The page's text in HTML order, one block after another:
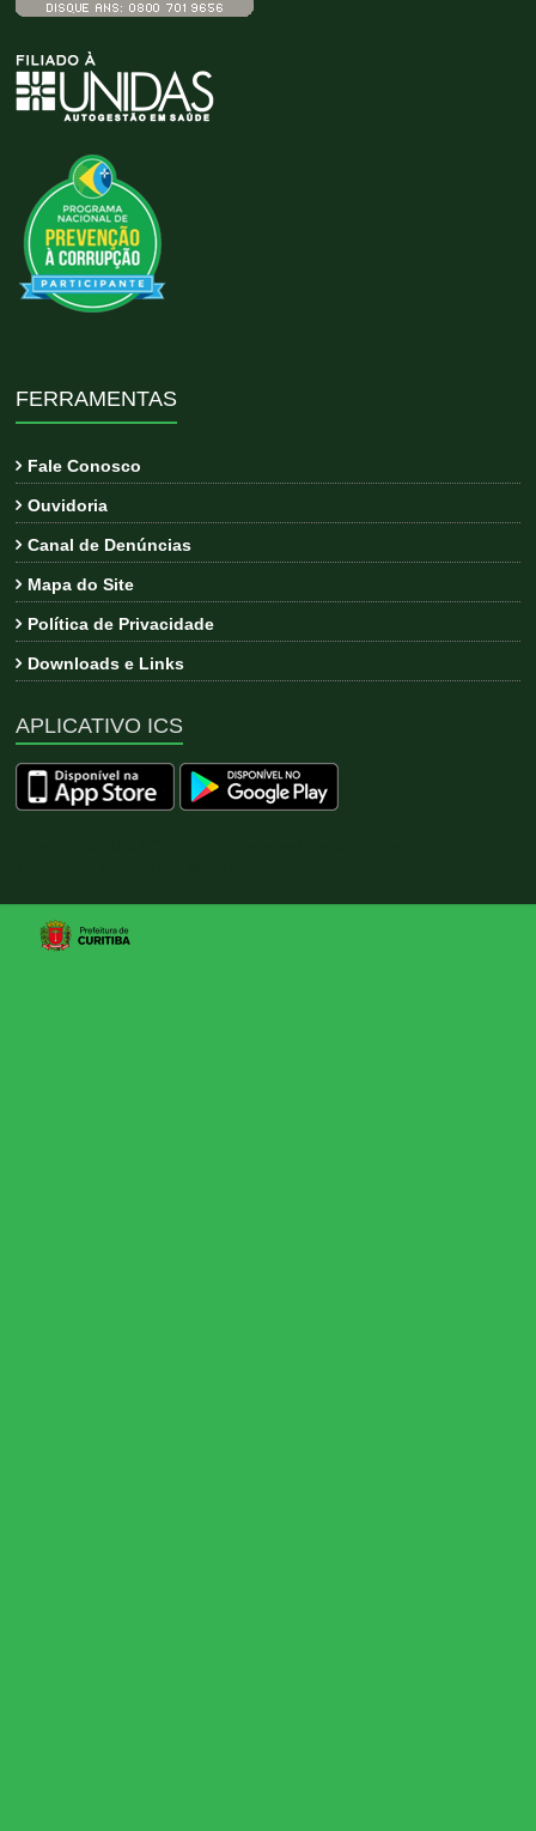
FERRAMENTAS
Fale Conosco
Ouvidoria
Canal de Denúncias
Mapa do Site
Política de Privacidade
Downloads e Links
APLICATIVO ICS